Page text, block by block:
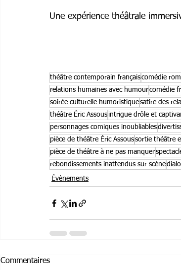
Une expérience théâtrale
théâtre contemporain françaiscomédie
relations humaines avec humourcomédie
soirée culturelle humoristiquesatire des
théâtre Éric Assous intrigue drôle et
personnages comiques inoubliables
pièce de théâtre Éric Assoussortie théâtre
pièce de théâtre à ne pas manquer
rebondissements inattendus sur scène
Évènements
Commentaires